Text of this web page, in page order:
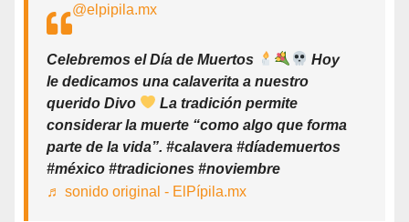
@elpipila.mx
Celebremos el Día de Muertos
Hoy
le dedicamos una calaverita a nuestro
querido Divo
La tradición permite
considerar la muerte “como algo que forma
parte de la vida”. #calavera #díademuertos
#méxico #tradiciones #noviembre
♬ sonido original - ElPípila.mx